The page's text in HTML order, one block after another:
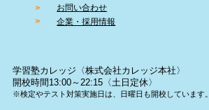
お問い合わせ
企業・採用情報
学習塾カレッジ〈株式会社カレッジ本社〉
開校時間13:00～22:15〈土日定休〉
※検定やテスト対策実施日は、日曜日も開校しています。